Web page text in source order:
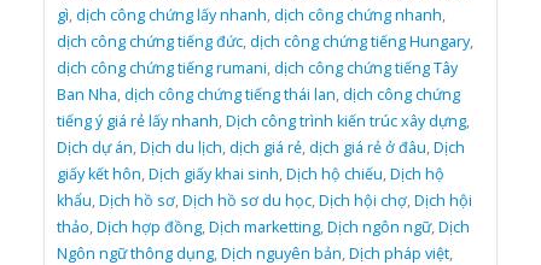
gì,dịch công chứng lấy nhanh,dịch công chứng nhanh,
dịch công chứng tiếng đức,dịch công chứng tiếng Hungary,
dịch công chứng tiếng rumani,dịch công chứng tiếng Tây
Ban Nha,dịch công chứng tiếng thái lan,dịch công chứng
tiếng ý giá rẻ lấy nhanh,Dịch công trình kiến trúc xây dựng,
Dịch dự án,Dịch du lịch,dịch giá rẻ,dịch giá rẻ ở đâu,Dịch
giấy kết hôn,Dịch giấy khai sinh,Dịch hộ chiếu,Dịch hộ
khẩu,Dịch hồ sơ,Dịch hồ sơ du học,Dịch hội chợ,Dịch hội
thảo,Dịch hợp đồng,Dịch marketting,Dịch ngôn ngữ,Dịch
Ngôn ngữ thông dụng,Dịch nguyên bản,Dịch pháp việt,